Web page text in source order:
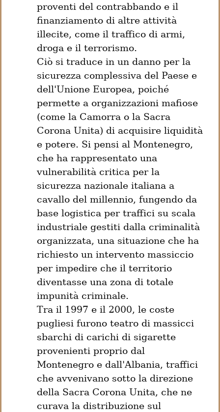
proventi del contrabbando e il
finanziamento di altre attività
illecite, come il traffico di armi,
droga e il terrorismo.
Ciò si traduce in un danno per la
sicurezza complessiva del Paese e
dell'Unione Europea, poiché
permette a organizzazioni mafiose
(come la Camorra o la Sacra
Corona Unita) di acquisire liquidità
e potere. Si pensi al Montenegro,
che ha rappresentato una
vulnerabilità critica per la
sicurezza nazionale italiana a
cavallo del millennio, fungendo da
base logistica per traffici su scala
industriale gestiti dalla criminalità
organizzata, una situazione che ha
richiesto un intervento massiccio
per impedire che il territorio
diventasse una zona di totale
impunità criminale.
Tra il 1997 e il 2000, le coste
pugliesi furono teatro di massicci
sbarchi di carichi di sigarette
provenienti proprio dal
Montenegro e dall'Albania, traffici
che avvenivano sotto la direzione
della Sacra Corona Unita, che ne
curava la distribuzione sul